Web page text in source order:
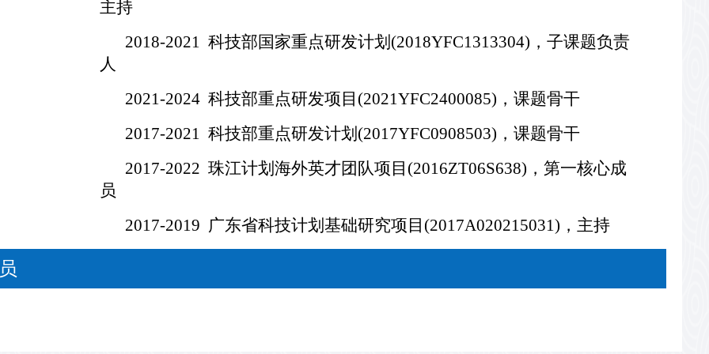
主持
2018-2021 科技部国家重点研发计划(2018YFC1313304)，子课题负责
人
2021-2024 科技部重点研发项目(2021YFC2400085)，课题骨干
2017-2021 科技部重点研发计划(2017YFC0908503)，课题骨干
2017-2022 珠江计划海外英才团队项目(2016ZT06S638)，第一核心成
员
2017-2019 广东省科技计划基础研究项目(2017A020215031)，主持